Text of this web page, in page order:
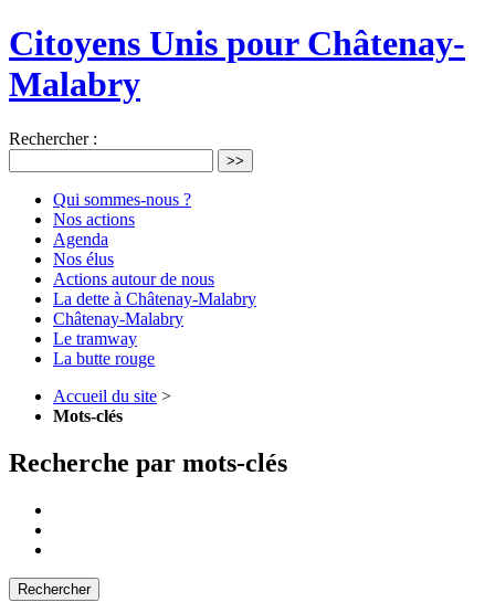
Citoyens Unis pour Châtenay-
Malabry
Rechercher :
>>
Qui sommes-nous ?
Nos actions
Agenda
Nos élus
Actions autour de nous
La dette à Châtenay-Malabry
Châtenay-Malabry
Le tramway
La butte rouge
Accueil du site >
Mots-clés
Recherche par mots-clés